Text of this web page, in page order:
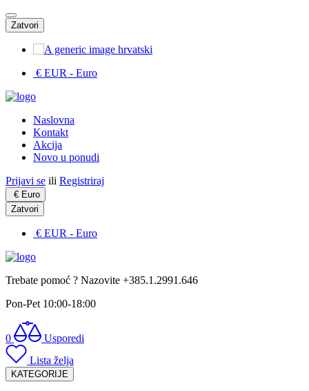
Zatvori
hrvatski
€ EUR - Euro
Naslovna
Kontakt
Akcija
Novo u ponudi
Prijavi se ili Registriraj
€ Euro
Zatvori
€ EUR - Euro
Trebate pomoć ? Nazovite +385.1.2991.646
Pon-Pet 10:00-18:00
0
Usporedi
Lista želja
KATEGORIJE